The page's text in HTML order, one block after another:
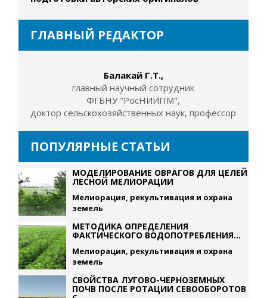
ГЛАВНЫЙ РЕДАКТОР
Балакай Г.Т.,
главный научный сотрудник
ФГБНУ "РосНИИПМ",
доктор сельскохозяйственных наук, профессор
ПОПУЛЯРНЫЕ СТАТЬИ
МОДЕЛИРОВАНИЕ ОВРАГОВ ДЛЯ ЦЕЛЕЙ
ЛЕСНОЙ МЕЛИОРАЦИИ
Мелиорация, рекультивация и охрана
земель
МЕТОДИКА ОПРЕДЕЛЕНИЯ
ФАКТИЧЕСКОГО ВОДОПОТРЕБЛЕНИЯ...
Мелиорация, рекультивация и охрана
земель
СВОЙСТВА ЛУГОВО-ЧЕРНОЗЕМНЫХ
ПОЧВ ПОСЛЕ РОТАЦИИ СЕВООБОРОТОВ